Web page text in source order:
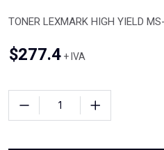
TONER LEXMARK HIGH YIELD
$277.4 + IVA